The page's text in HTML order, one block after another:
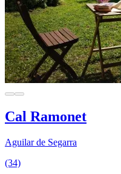
Cal Ramonet
Aguilar de Segarra
(34)